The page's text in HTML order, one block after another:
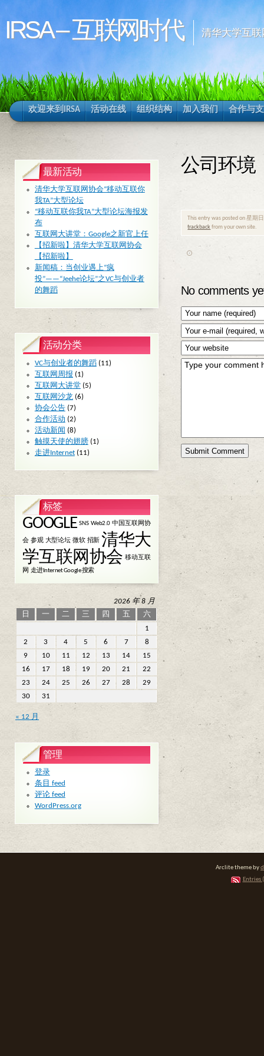
IRSA – 互联网时代 清华大学互
欢迎来到IRSA 活动在线 组织结构 加入我们 合作与
公司环境
This entry was posted on 星期
trackback from your own site.
No comments
最新活动
清华大学互联网协会“移动互联你
我TA”大型论坛
“移动互联你我TA”大型论坛海报发
布
互联网大讲堂：Google之新官上任
【招新啦】清华大学互联网协会
【招新啦】
新闻稿：当创业遇上“疯
投”——“Jeehe论坛”之VC与创业者
的舞蹈
活动分类
VC与创业者的舞蹈(11)
互联网周报 (1)
互联网大讲堂(5)
互联网沙龙 (6)
协会公告(7)
合作活动 (2)
活动新闻 (8)
触摸天使的翅膀(1)
走进Internet(11)
标签
GOOGLE SNS Web2.0 中国互联网协
会 参观 大型论坛 微软 招新 清华大
学互联网协会 移动互联
网 走进Internet Google 搜索
2026 年 8 月
日
一 二 三 四 五
六
1
2
3 4 5 6 7
8
9
10 11 12 13 14
15
16
17 18 19 20 21
22
23
24 25 26 27 28
29
30
31
« 12 月
管理
登录
条目 feed
评论 feed
WordPress.org
Arclite theme by
Entries